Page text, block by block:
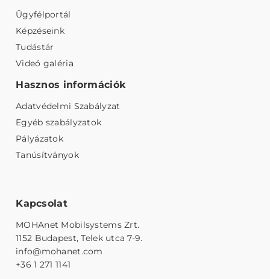
Ügyfélportál
Képzéseink
Tudástár
Videó galéria
Hasznos információk
Adatvédelmi Szabályzat
Egyéb szabályzatok
Pályázatok
Tanúsítványok
Kapcsolat
MOHAnet Mobilsystems Zrt.
1152 Budapest, Telek utca 7-9.
info@mohanet.com
+36 1 271 1141